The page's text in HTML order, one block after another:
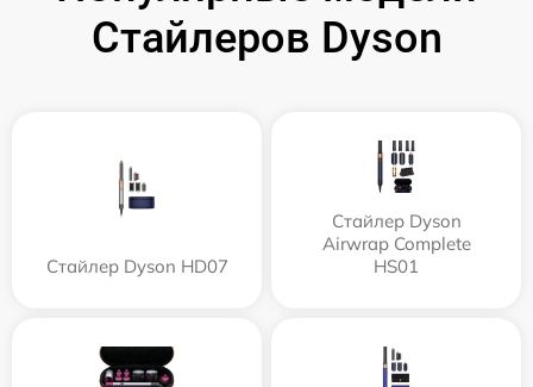
Стайлеров Dyson
Стайлер Dyson HD07
Стайлер Dyson
Airwrap Complete
HS01